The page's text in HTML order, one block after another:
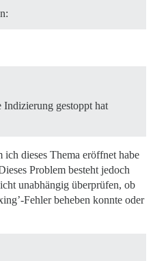
Indizierung gestoppt hat
dieses Thema eröffnet habe
Problem besteht jedoch
unabhängig überprüfen, ob
Fehler beheben konnte oder